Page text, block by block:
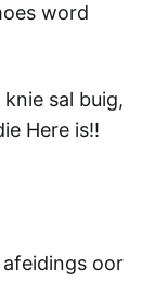
word
sal buig,
Here is!!
afeidings oor